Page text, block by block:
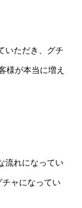
いただき、グチ
様が本当に増え
流れになってい
ャになってい